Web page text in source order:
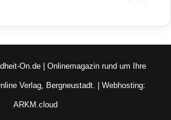
On.de | Onlinemagazin rund um Ihre
Verlag, Bergneustadt. | Webhosting:
ARKM.cloud